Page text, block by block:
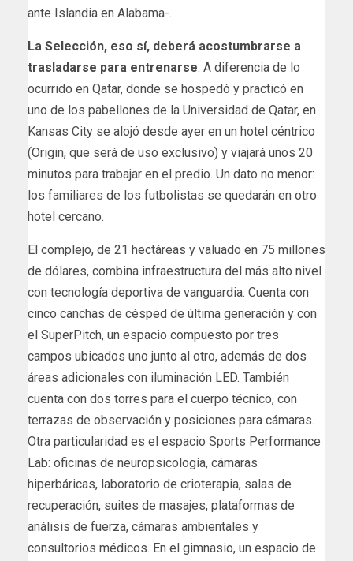
ante Islandia en Alabama-.
La Selección, eso sí, deberá acostumbrarse a
trasladarse para entrenarse. A diferencia de lo
ocurrido en Qatar, donde se hospedó y practicó en
uno de los pabellones de la Universidad de Qatar, en
Kansas City se alojó desde ayer en un hotel céntrico
(Origin, que será de uso exclusivo) y viajará unos 20
minutos para trabajar en el predio. Un dato no menor:
los familiares de los futbolistas se quedarán en otro
hotel cercano.
El complejo, de 21 hectáreas y valuado en 75 millones
de dólares, combina infraestructura del más alto nivel
con tecnología deportiva de vanguardia. Cuenta con
cinco canchas de césped de última generación y con
el SuperPitch, un espacio compuesto por tres
campos ubicados uno junto al otro, además de dos
áreas adicionales con iluminación LED. También
cuenta con dos torres para el cuerpo técnico, con
terrazas de observación y posiciones para cámaras.
Otra particularidad es el espacio Sports Performance
Lab: oficinas de neuropsicología, cámaras
hiperbáricas, laboratorio de crioterapia, salas de
recuperación, suites de masajes, plataformas de
análisis de fuerza, cámaras ambientales y
consultorios médicos. En el gimnasio, un espacio de